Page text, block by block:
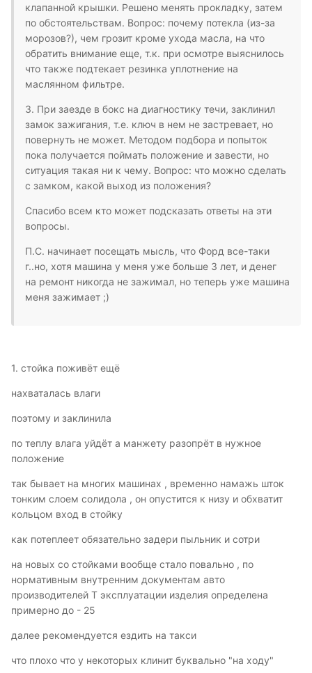
клапанной крышки. Решено менять прокладку, затем
по обстоятельствам. Вопрос: почему потекла (из-за
морозов?), чем грозит кроме ухода масла, на что
обратить внимание еще, т.к. при осмотре выяснилось
что также подтекает резинка уплотнение на
маслянном фильтре.
3. При заезде в бокс на диагностику течи, заклинил
замок зажигания, т.е. ключ в нем не застревает, но
повернуть не может. Методом подбора и попыток
пока получается поймать положение и завести, но
ситуация такая ни к чему. Вопрос: что можно сделать
с замком, какой выход из положения?
Спасибо всем кто может подсказать ответы на эти
вопросы.
П.С. начинает посещать мысль, что Форд все-таки
г..но, хотя машина у меня уже больше 3 лет, и денег
на ремонт никогда не зажимал, но теперь уже машина
меня зажимает ;)
1. стойка поживёт ещё
нахваталась влаги
поэтому и заклинила
по теплу влага уйдёт а манжету разопрёт в нужное
положение
так бывает на многих машинах , временно намажь шток
тонким слоем солидола , он опустится к низу и обхватит
кольцом вход в стойку
как потеплеет обязательно задери пыльник и сотри
на новых со стойками вообще стало повально , по
нормативным внутренним документам авто
производителей Т эксплуатации изделия определена
примерно до - 25
далее рекомендуется ездить на такси
что плохо что у некоторых клинит буквально "на ходу"